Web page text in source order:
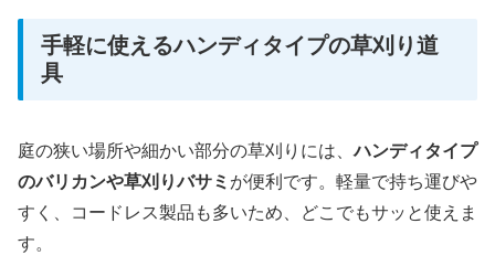
手軽に使えるハンディタイプの草刈り道
具
庭の狭い場所や細かい部分の草刈りには、ハンディタイプ
のバリカンや草刈りバサミ が便利です。軽量で持ち運びや
すく、コードレス製品も多いため、どこでもサッと使えま
す。